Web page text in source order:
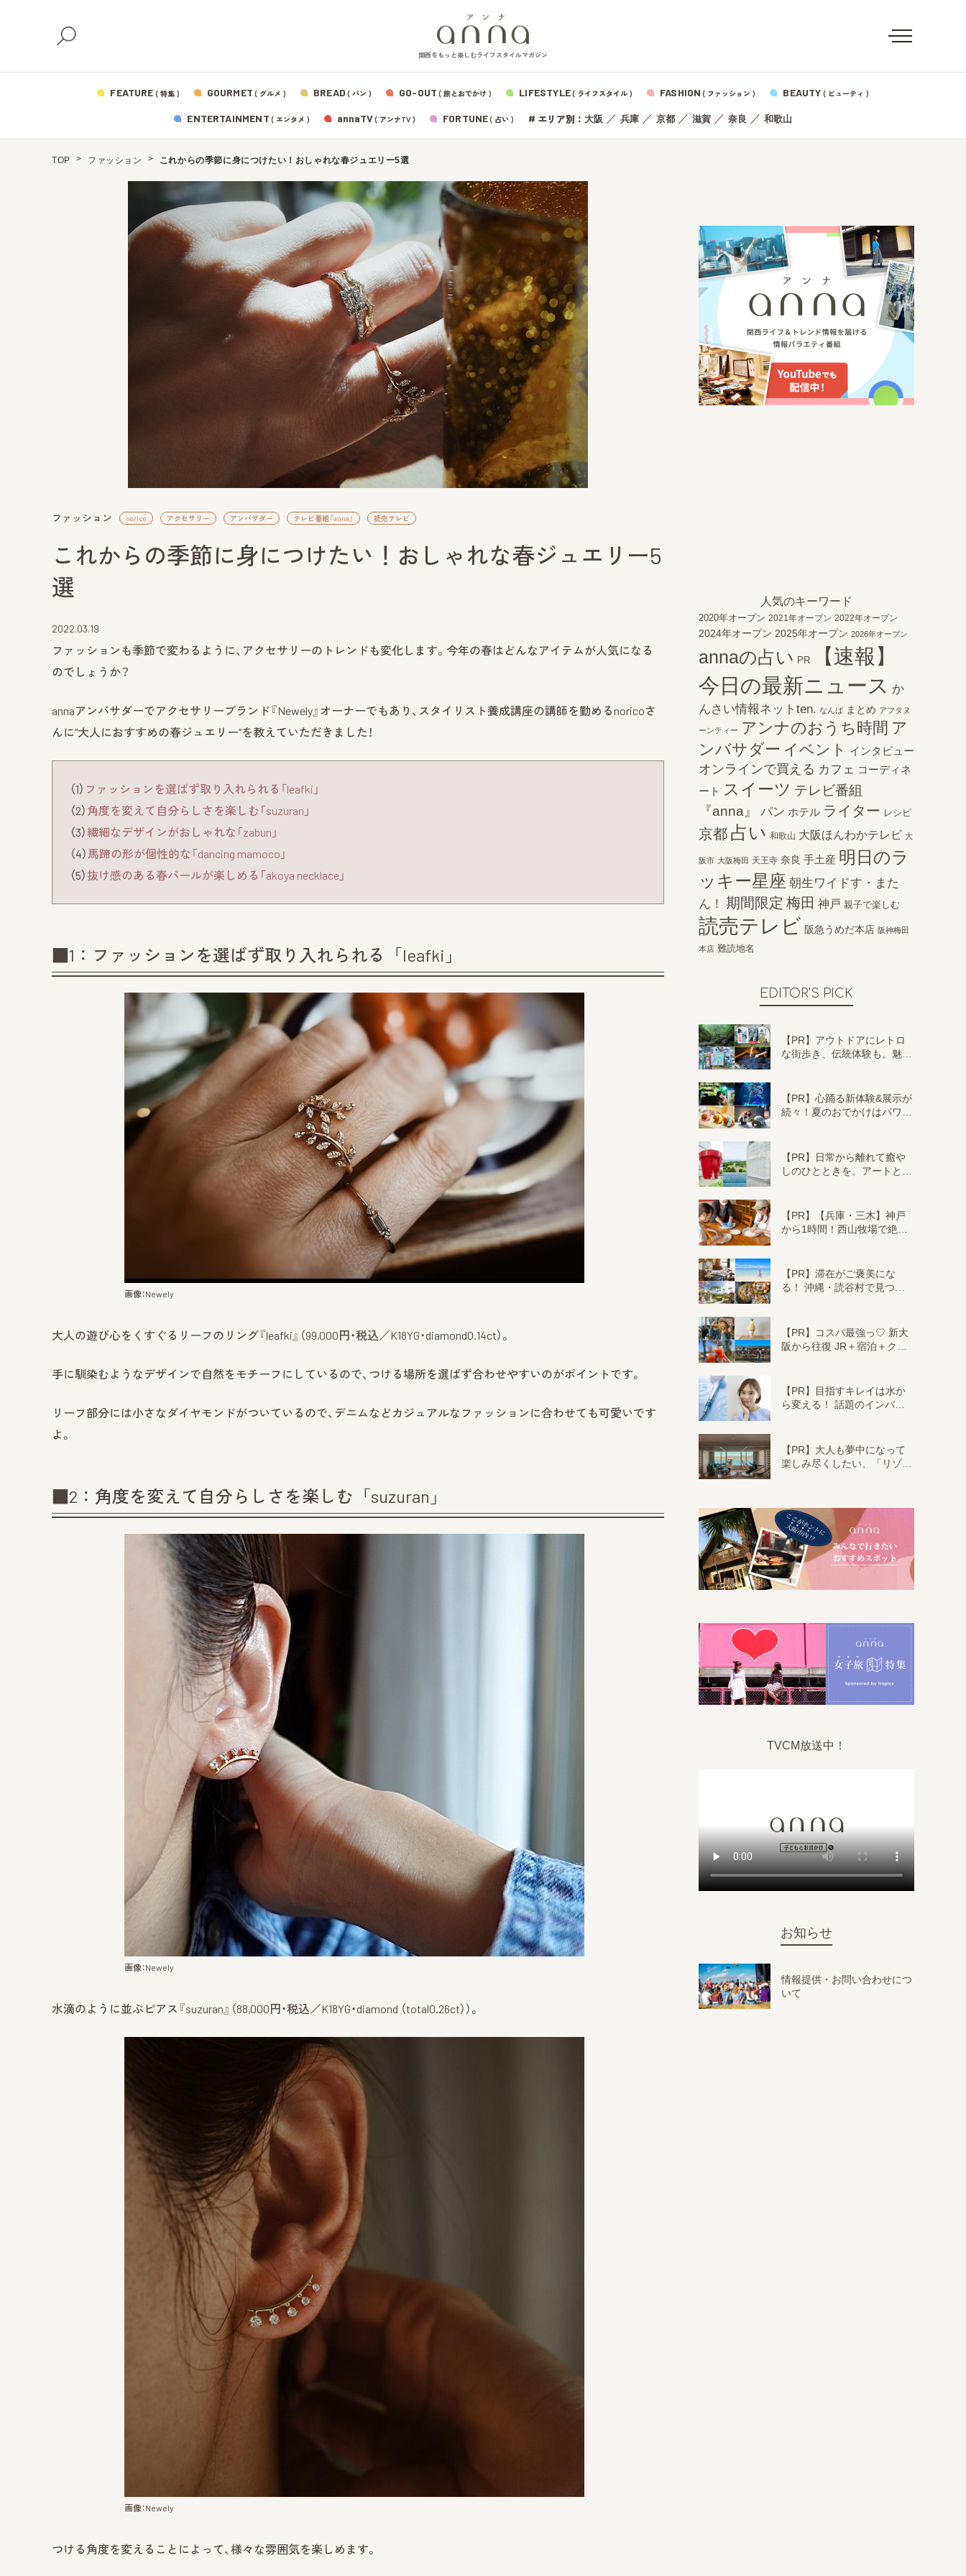
関西をもっと楽しむライフスタイルマガジン
FEATURE ( 特集 ) GOURMET ( グルメ ) BREAD ( パン ) GO-OUT ( 旅とおでかけ ) LIFESTYLE( ライフスタイル ) FASHION ( ファッション ) BEAUTY ( ビューティ )
ENTERTAINMENT ( エンタメ ) annaTV( アンナTV ) FORTUNE( 占い ) # エリア別： 大阪 ／ 兵庫／ 京都／ 滋賀／ 奈良 ／ 和歌山
TOP ファッション これからの季節に身につけたい！おしゃれな春ジュエリー5選
ファッション norico アクセサリー アンバサダー テレビ番組『anna』 読売テレビ
これからの季節に身につけたい！おしゃれな春ジュエリー5
選
2022.03.19
ファッションも季節で変わるように、アクセサリーのトレンドも変化します。今年の春はどんなアイテムが人気になる
のでしょうか？
annaアンバサダーでアクセサリーブランド『Newely』オーナーでもあり、スタイリスト養成講座の講師を勤めるnoricoさ
んに“大人におすすめの春ジュエリー”を教えていただきました！
（1） ファッションを選ばず取り入れられる「leafki」
（2） 角度を変えて自分らしさを楽しむ「suzuran」
（3）繊細なデザインがおしゃれな「zabun」
（4） 馬蹄の形が個性的な「dancing mamoco」
（5）抜け感のある春パールが楽しめる「akoya necklace」
■1：ファッションを選ばず取り入れられる「leafki」
画像：Newely
大人の遊び心をくすぐるリーフのリング『leafki』（99,000円・税込／K18YG・diamond0.14ct）。
手に馴染むようなデザインで自然をモチーフにしているので、つける場所を選ばず合わせやすいのがポイントです。
リーフ部分には小さなダイヤモンドがついているので、デニムなどカジュアルなファッションに合わせても可愛いです
よ。
■2：角度を変えて自分らしさを楽しむ「suzuran」
画像：Newely
水滴のように並ぶピアス『suzuran』（88,000円・税込／K18YG・diamond （total0.26ct））。
画像：Newely
つける角度を変えることによって、様々な雰囲気を楽しめます。
人気のキーワード
2020年オープン 2021年オープン 2022年オープン
2024年オープン 2025年オープン 2026年オープン
annaの占い PR
【速報】
今日の最新ニュース か
んさい情報ネットten. なんば まとめ アフタヌ
ーンティー アンナのおうち時間 ア
ンバサダー イベント インタビュー
オンラインで買える カフェ コーディネ
ート
スイーツ テレビ番組
『anna』
パン ホテル ライター レシピ
京都 占い 和歌山 大阪ほんわかテレビ 大
阪市 大阪梅田 天王寺 奈良 手土産 明日のラ
ッキー星座 朝生ワイドす・また
ん！ 期間限定 梅田 神戸 親子で楽しむ
読売テレビ 阪急うめだ本店 阪神梅田
本店 難読地名
EDITOR'S PICK
【PR】アウトドアにレトロ
な街歩き、伝統体験も。魅…
【PR】心踊る新体験&展示が
続々！夏のおでかけはパワ…
【PR】日常から離れて癒や
しのひとときを。アートと…
【PR】【兵庫・三木】神戸
から1時間！西山牧場で絶…
【PR】滞在がご褒美にな
る！ 沖縄・読谷村で見つ…
【PR】コスパ最強っ♡ 新大
阪から往復 JR＋宿泊＋ク…
【PR】目指すキレイは水か
ら変える！ 話題のインバ…
【PR】大人も夢中になって
楽しみ尽くしたい、「リゾ…
TVCM放送中！
お知らせ
情報提供・お問い合わせにつ
いて